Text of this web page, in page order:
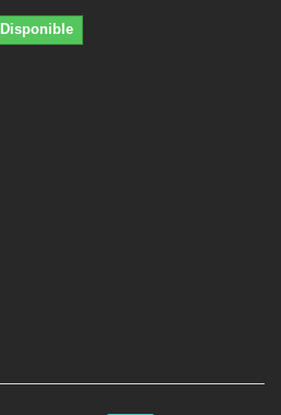
Disponible